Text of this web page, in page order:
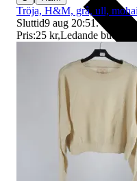
Ersättning om du inte
Tröja, H&M, grå, ull,
Sluttid9 aug 20:51.
Pris:25 kr,Ledande bud